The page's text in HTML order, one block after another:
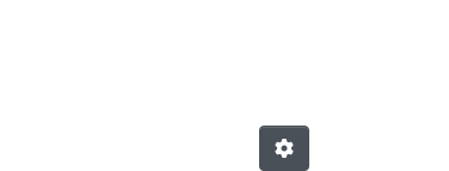
Chile."